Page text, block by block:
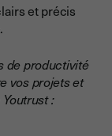
et précis
de productivité
vos projets et
: